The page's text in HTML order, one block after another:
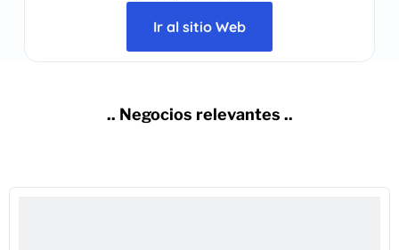
Ir al sitio Web
.. Negocios relevantes ..